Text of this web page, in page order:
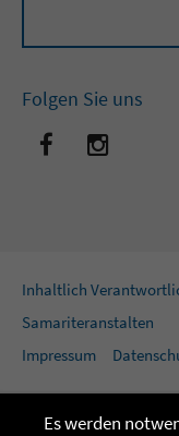
Folgen Sie uns
Inhaltlich
Samariteranstalten
Impressum
Es werden